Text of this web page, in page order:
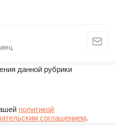
данной рубрики
политикой
соглашением.